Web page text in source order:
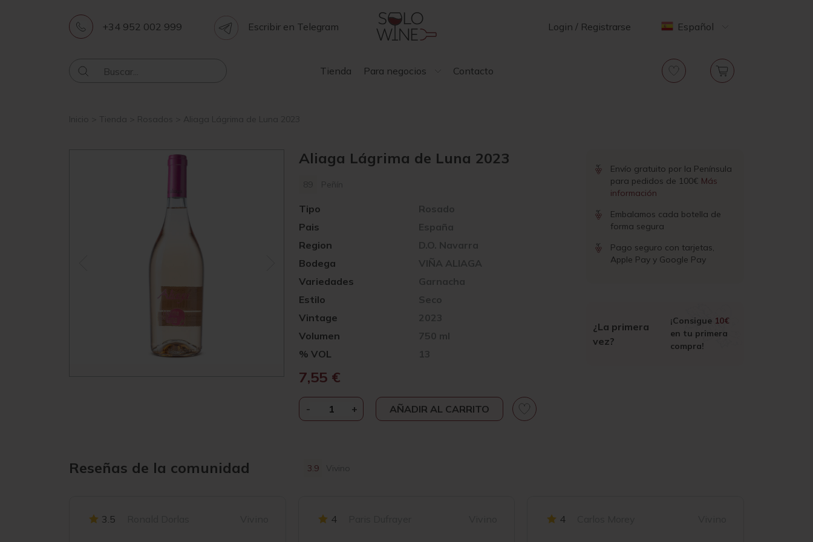
+34 952 002 999 Escribir en Telegram Login / Registrarse Español
Tienda Para negocios Contacto
Inicio Tienda Rosados Aliaga Lágrima de Luna 2023
Aliaga Lágrima de Luna 2023
Peñín
Pais España
Vintage 2023
Region D.O. Navarra
Volumen 750 ml
Bodega VIÑA ALIAGA
% VOL 13
Variedades Garnacha
Tipo Rosado
Estilo Seco
7,55 €
-ALIAGA
LÁGRIMA
2023
+ AÑADIR AL CARRITO
Envío gratuito por la Península
para pedidos de 100€ Más
información
Embalamos cada botella de
forma segura
Pago seguro con tarjetas,
Apple Pay y Google Pay
¿La primera
vez?
¡Consigue 10€
en tu primera
compra!
Reseñas de la comunidad 3.9 Vivino
3.5 4 4